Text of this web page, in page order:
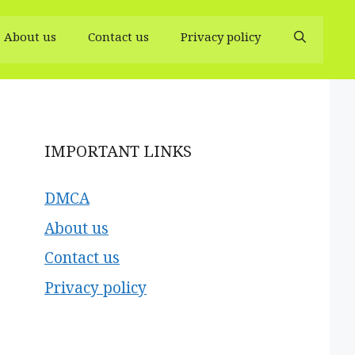
About us Contact us Privacy policy
IMPORTANT LINKS
DMCA
About us
Contact us
Privacy policy